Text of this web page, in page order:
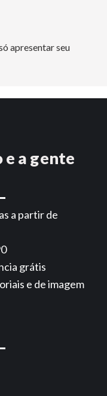
apresentar seu
a gente
a partir de
grátis
e de imagem